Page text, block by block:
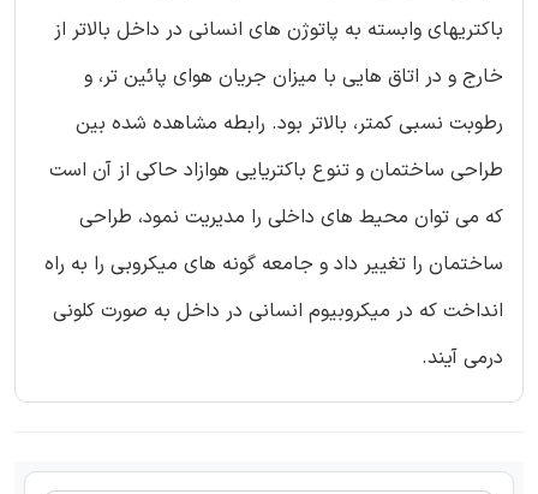
باکتریهای وابسته به پاتوژن های انسانی در داخل بالاتر از
خارج و در اتاق هایی با میزان جریان هوای پائین تر، و
رطوبت نسبی کمتر، بالاتر بود. رابطه مشاهده شده بین
طراحی ساختمان و تنوع باکتریایی هوازاد حاکی از آن است
که می توان محیط های داخلی را مدیریت نمود، طراحی
ساختمان را تغییر داد و جامعه گونه های میکروبی را به راه
انداخت که در میکروبیوم انسانی در داخل به صورت کلونی
درمی آیند.